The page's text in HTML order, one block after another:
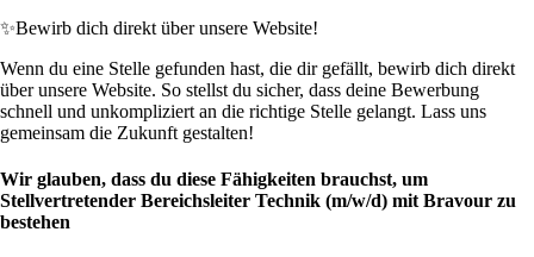
✨Bewirb dich direkt über unsere Website!
Wenn du eine Stelle gefunden hast, die dir gefällt, bewirb dich direkt
über unsere Website. So stellst du sicher, dass deine Bewerbung
schnell und unkompliziert an die richtige Stelle gelangt. Lass uns
gemeinsam die Zukunft gestalten!
Wir glauben, dass du diese Fähigkeiten brauchst, um
Stellvertretender Bereichsleiter Technik (m/w/d) mit Bravour zu
bestehen